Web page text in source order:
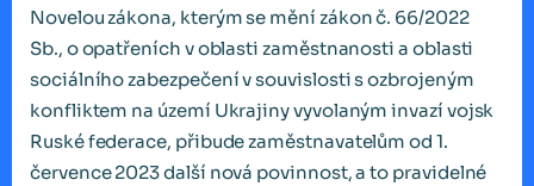
Novelou zákona, kterým se mění zákon č. 66/2022
Sb., o opatřeních v oblasti zaměstnanosti a oblasti
sociálního zabezpečení v souvislosti s ozbrojeným
konfliktem na území Ukrajiny vyvolaným invazí vojsk
Ruské federace, přibude zaměstnavatelům od 1.
července 2023 další nová povinnost, a to pravidelné